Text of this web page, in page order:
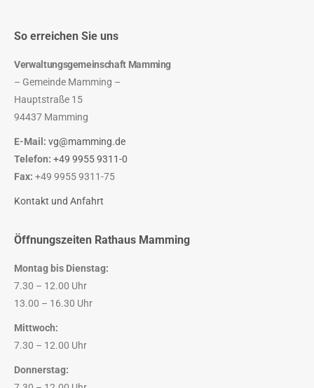
So erreichen Sie uns
Verwaltungsgemeinschaft Mamming
– Gemeinde Mamming –
Hauptstraße 15
94437 Mamming
E-Mail: vg@mamming.de
Telefon: +49 9955 9311-0
Fax: +49 9955 9311-75
Kontakt und Anfahrt
Öffnungszeiten Rathaus Mamming
Montag bis Dienstag:
7.30 – 12.00 Uhr
13.00 – 16.30 Uhr
Mittwoch:
7.30 – 12.00 Uhr
Donnerstag: